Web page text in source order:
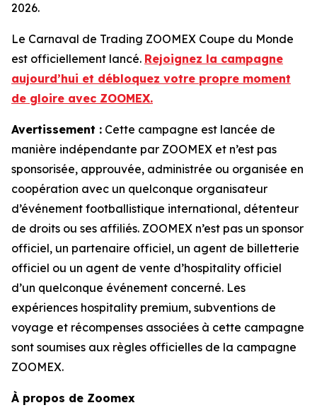
2026.
Le Carnaval de Trading ZOOMEX Coupe du Monde
est officiellement lancé. Rejoignez la campagne
aujourd’hui et débloquez votre propre moment
de gloire avec ZOOMEX.
Avertissement : Cette campagne est lancée de
manière indépendante par ZOOMEX et n’est pas
sponsorisée, approuvée, administrée ou organisée en
coopération avec un quelconque organisateur
d’événement footballistique international, détenteur
de droits ou ses affiliés. ZOOMEX n’est pas un sponsor
officiel, un partenaire officiel, un agent de billetterie
officiel ou un agent de vente d’hospitality officiel
d’un quelconque événement concerné. Les
expériences hospitality premium, subventions de
voyage et récompenses associées à cette campagne
sont soumises aux règles officielles de la campagne
ZOOMEX.
À propos de Zoomex